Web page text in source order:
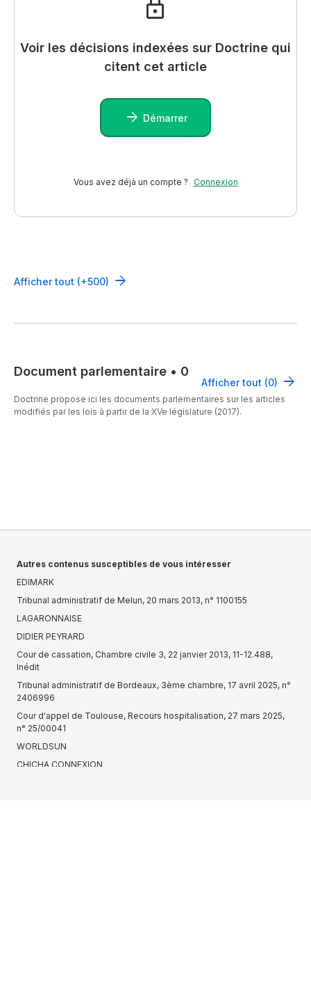
Voir les décisions indexées sur Doctrine qui
citent cet article
Démarrer
Vous avez déjà un compte ? Connexion
Afficher tout (+500)
Document parlementaire • 0
Afficher tout (0)
Doctrine propose ici les documents parlementaires sur les articles
modifiés par les lois à partir de la XVe législature (2017).
Autres contenus susceptibles de vous intéresser
EDIMARK
Tribunal administratif de Melun, 20 mars 2013, n° 1100155
LAGARONNAISE
DIDIER PEYRARD
Cour de cassation, Chambre civile 3, 22 janvier 2013, 11-12.488,
Inédit
Tribunal administratif de Bordeaux, 3ème chambre, 17 avril 2025, n°
2406996
Cour d'appel de Toulouse, Recours hospitalisation, 27 mars 2025,
n° 25/00041
WORLDSUN
CHICHA CONNEXION